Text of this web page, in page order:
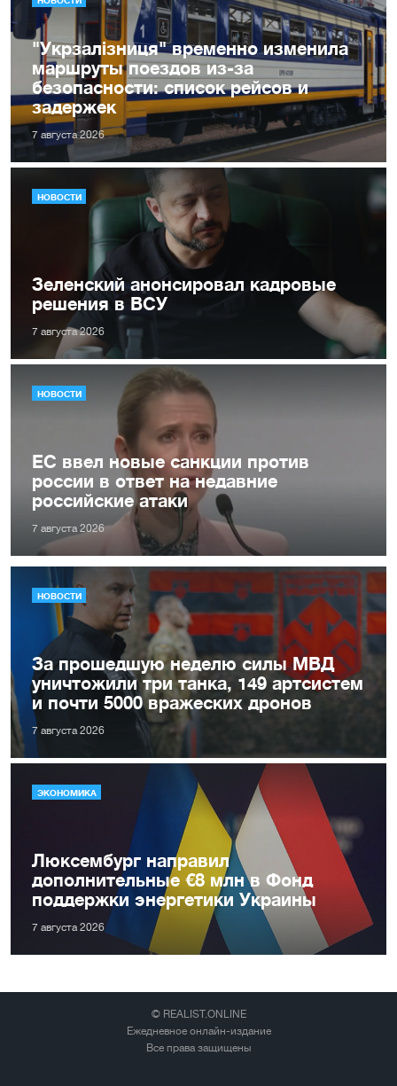
"Укрзалізниця" временно изменила
маршруты поездов из-за
безопасности: список рейсов и
задержек
7 августа 2026
НОВОСТИ
Зеленский анонсировал кадровые
решения в ВСУ
7 августа 2026
НОВОСТИ
ЕС ввел новые санкции против
россии в ответ на недавние
российские атаки
7 августа 2026
НОВОСТИ
За прошедшую неделю силы МВД
уничтожили три танка, 149 артсистем
и почти 5000 вражеских дронов
7 августа 2026
ЭКОНОМИКА
Люксембург направил
дополнительные €8 млн в Фонд
поддержки энергетики Украины
7 августа 2026
© REALIST.ONLINE
Ежедневное онлайн-издание
Все права защищены